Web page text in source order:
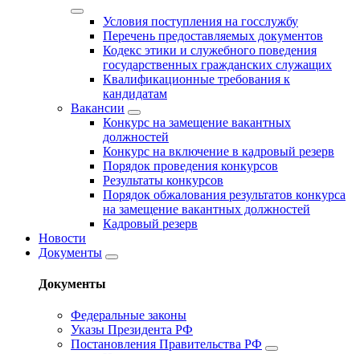
Условия поступления на госслужбу
Перечень предоставляемых документов
Кодекс этики и служебного поведения
государственных гражданских служащих
Квалификационные требования к
кандидатам
Вакансии
Конкурс на замещение вакантных
должностей
Конкурс на включение в кадровый резерв
Порядок проведения конкурсов
Результаты конкурсов
Порядок обжалования результатов конкурса
на замещение вакантных должностей
Кадровый резерв
Новости
Документы
Документы
Федеральные законы
Указы Президента РФ
Постановления Правительства РФ